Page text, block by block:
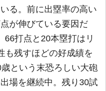
る。前に出塁率の高い
が伸びている要因だ
66打点と20本塁打はリ
も残すほどの好成績を
という末恐ろしい大砲
場を継続中。残り30試